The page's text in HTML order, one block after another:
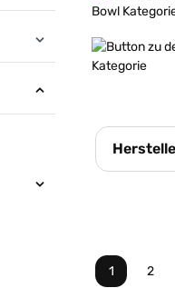
Mehr erfahren
Seite
1
Seite
2